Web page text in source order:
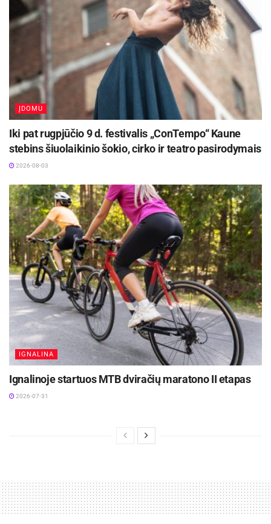
ĮDOMU
Iki pat rugpjūčio 9 d. festivalis „ConTempo“ Kaune
stebins šiuolaikinio šokio, cirko ir teatro pasirodymais
2026-08-03
IGNALINA
Ignalinoje startuos MTB dviračių maratono II etapas
2026-07-31